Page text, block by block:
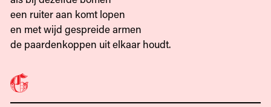
een ruiter aan komt lopen
en met wijd gespreide armen
de paardenkoppen uit elkaar houdt.